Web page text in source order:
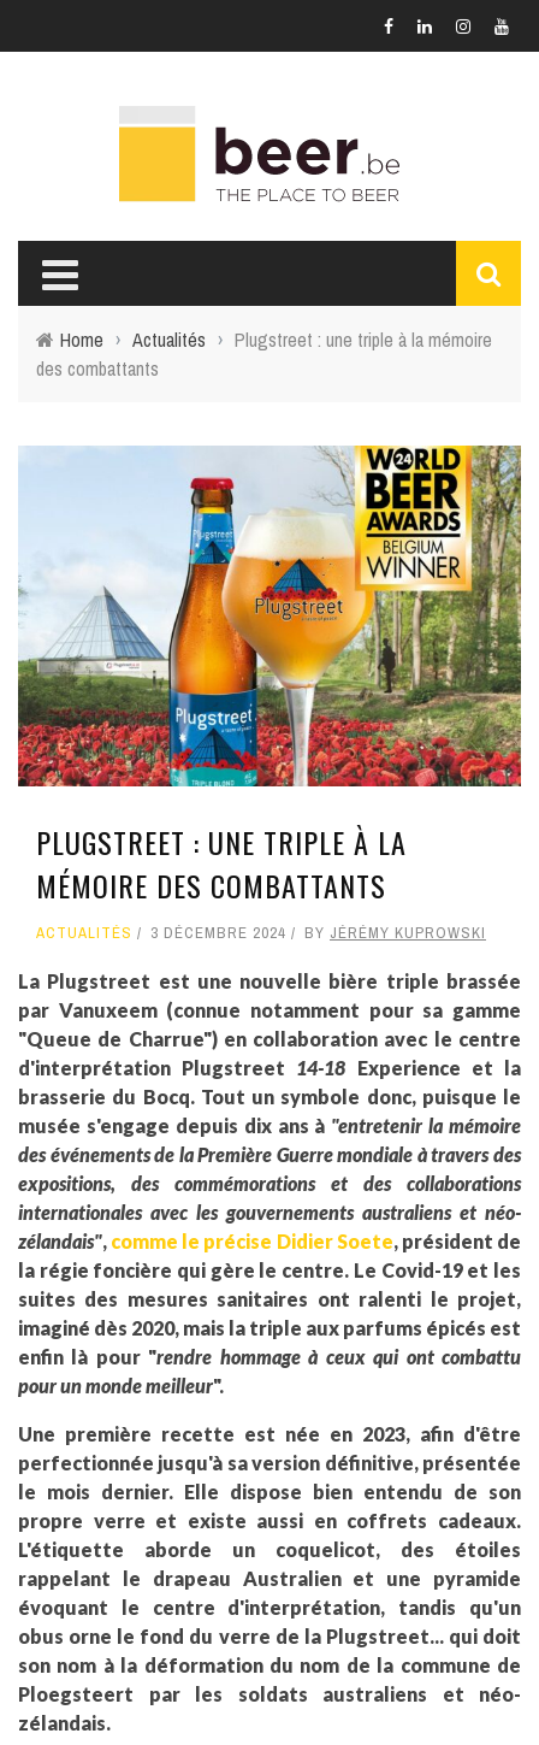
Home › Actualités › Plugstreet : une triple à la mémoire
des combattants
PLUGSTREET : UNE TRIPLE À LA
MÉMOIRE DES COMBATTANTS
ACTUALITÉS 3 DÉCEMBRE 2024 BY JÉRÉMY KUPROWSKI
La Plugstreet est une nouvelle bière triple brassée
par Vanuxeem (connue notamment pour sa gamme
"Queue de Charrue") en collaboration avec le centre
d'interprétation Plugstreet 14-18 Experience et la
brasserie du Bocq. Tout un symbole donc, puisque le
musée s'engage depuis dix ans à "entretenir la mémoire
des événements de la Première Guerre mondiale à travers des
expositions, des commémorations et des collaborations
internationales avec les gouvernements australiens et néo-
zélandais", comme le précise Didier Soete, président de
la régie foncière qui gère le centre. Le Covid-19 et les
suites des mesures sanitaires ont ralenti le projet,
imaginé dès 2020, mais la triple aux parfums épicés est
enfin là pour "rendre hommage à ceux qui ont combattu
pour un monde meilleur".
Une première recette est née en 2023, afin d'être
perfectionnée jusqu'à sa version définitive, présentée
le mois dernier. Elle dispose bien entendu de son
propre verre et existe aussi en coffrets cadeaux.
L'étiquette aborde un coquelicot, des étoiles
rappelant le drapeau Australien et une pyramide
évoquant le centre d'interprétation, tandis qu'un
obus orne le fond du verre de la Plugstreet... qui doit
son nom à la déformation du nom de la commune de
Ploegsteert par les soldats australiens et néo-
zélandais.